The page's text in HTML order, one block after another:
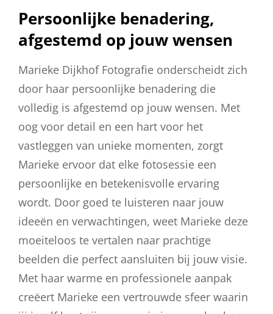
Persoonlijke benadering,
afgestemd op jouw wensen
Marieke Dijkhof Fotografie onderscheidt zich
door haar persoonlijke benadering die
volledig is afgestemd op jouw wensen. Met
oog voor detail en een hart voor het
vastleggen van unieke momenten, zorgt
Marieke ervoor dat elke fotosessie een
persoonlijke en betekenisvolle ervaring
wordt. Door goed te luisteren naar jouw
ideeën en verwachtingen, weet Marieke deze
moeiteloos te vertalen naar prachtige
beelden die perfect aansluiten bij jouw visie.
Met haar warme en professionele aanpak
creëert Marieke een vertrouwde sfeer waarin